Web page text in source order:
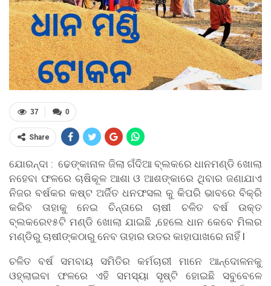
0
37
Share
ଯୋରନ୍ଦା : ଢେଙ୍କାନାଳ ଜିଲା ଗଁଦିଆ ବ୍ଲକରେ ଧାନମଣ୍ଡି ଖୋଲା
ନହେବା ଫଳରେ ଚାଷିକୂଳ ଆଶା ଓ ଆଶଙ୍କାରେ ଥିବାର ଜଣାଯାଏ
ନିଜର ବର୍ଷକର କଷ୍ଟ ଅର୍ଜିତ ଧନଫସଲ କୁ କିପରି ଭାବରେ ବିକ୍ରି
କରିବ ତାହାକୁ ନେଇ ଚିନ୍ତାରେ ଚାଷୀ ଚଳିତ ବର୍ଷ ଉକ୍ତ
ବ୍ଲକରେ୧୫ଟି ମଣ୍ଡି ଖୋଲା ଯାଇଛି ,ହେଲେ ଧାନ କେବେ ମିଲର
ମଣ୍ଡିରୁ ଚାଷୀଙ୍କଠାରୁ ନେବ ତାହାର ଉତର କାହାପାଖରେ ନାହିଁ l
ଚଳିତ ବର୍ଷ ସମବାୟ ସମିତିର କର୍ମଚାରୀ ମାନେ ଆନ୍ଦୋଳନକୁ
ଓହ୍ଲାଇବା ଫଳରେ ଏହି ସମସ୍ୟା ସୃଷ୍ଟି ହୋଇଛି ସବୁବେଳେ